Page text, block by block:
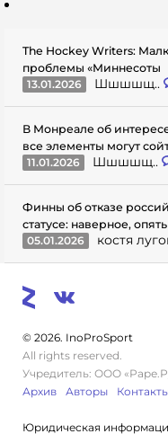
The Hockey Writers:
проблемы «Миннесоты
13.01.2026
Шшшшщ..
В Монреале об
все элементы могут
11.01.2026
Шшшшщ..
Финны об отказе
статусе: наверное,
05.01.2026
костя
© 2026. InoProSport
All rights reserved.
Учредитель: ООО
Архив
Авторы
Юридическая